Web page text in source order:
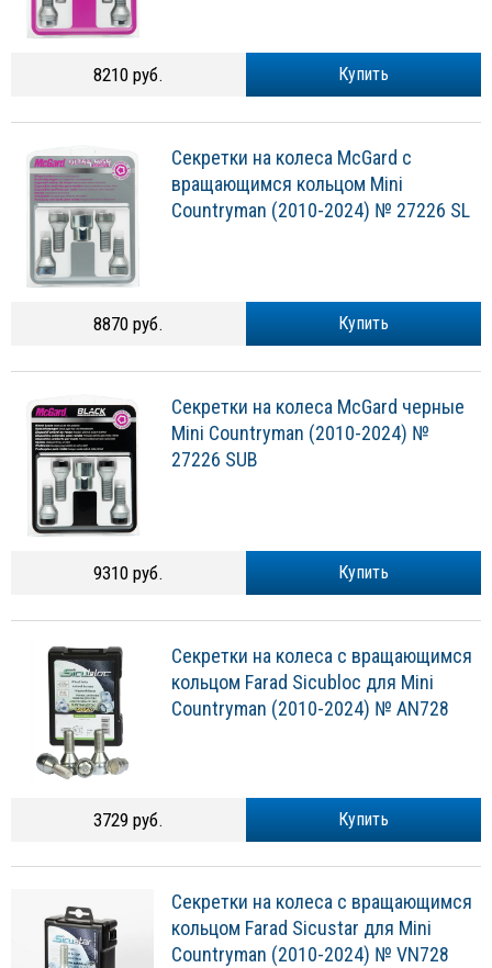
Купить
8210 руб.
Секретки на колеса McGard с
вращающимся кольцом Mini
Countryman (2010-2024) № 27226 SL
Купить
8870 руб.
Секретки на колеса McGard черные
Mini Countryman (2010-2024) №
27226 SUB
Купить
9310 руб.
Секретки на колеса с вращающимся
кольцом Farad Sicubloc для Mini
Countryman (2010-2024) № AN728
Купить
3729 руб.
Секретки на колеса с вращающимся
кольцом Farad Sicustar для Mini
Countryman (2010-2024) № VN728